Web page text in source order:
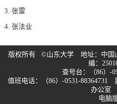
3. 张雷
4. 张法业
版权所有 ©山东大学 地址：中国
编：
查号台：（86）-
值班电话：（86）-0531-88364731
办公
电脑